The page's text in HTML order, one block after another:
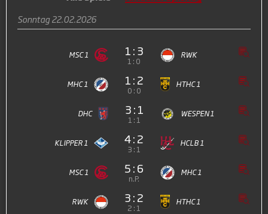
Sonntag 22.02.2026
MSC 1 1 : 3
1 : 0
RWK
MHC 1 1 : 2
0 : 0
HTHC 1
DHC 3 : 1
1 : 1
WESPEN 1
KLIPPER 1 4 : 2
3 : 1
HCLB 1
MSC 1 5 : 6
n.P.
MHC 1
RWK 3 : 2
2 : 1
HTHC 1